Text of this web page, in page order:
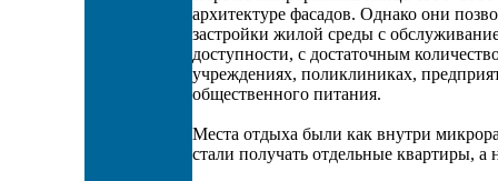
архитектуре фасадов. Однако они
застройки жилой среды с
доступности, с достаточным
учреждениях, поликлиниках,
общественного питания.
Места отдыха были как внутри
стали получать отдельные квартиры,